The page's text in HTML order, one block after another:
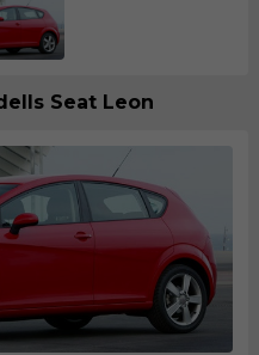
Seat Leon